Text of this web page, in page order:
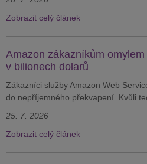
Zobrazit celý článek
Amazon zákazníkům
v bilionech dolarů
Zákazníci služby Amazon Web
do nepříjemného překvapení. Kvůli
25. 7. 2026
Zobrazit celý článek